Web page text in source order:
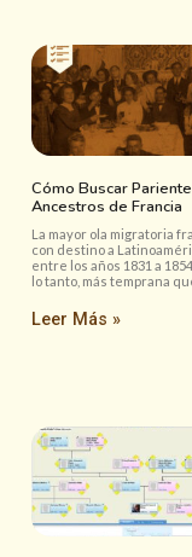
Cómo Buscar
Ancestros de Francia
La mayor ola migratoria
con destino a
entre los años 1831 a
lo tanto, más temprana
Leer Más »